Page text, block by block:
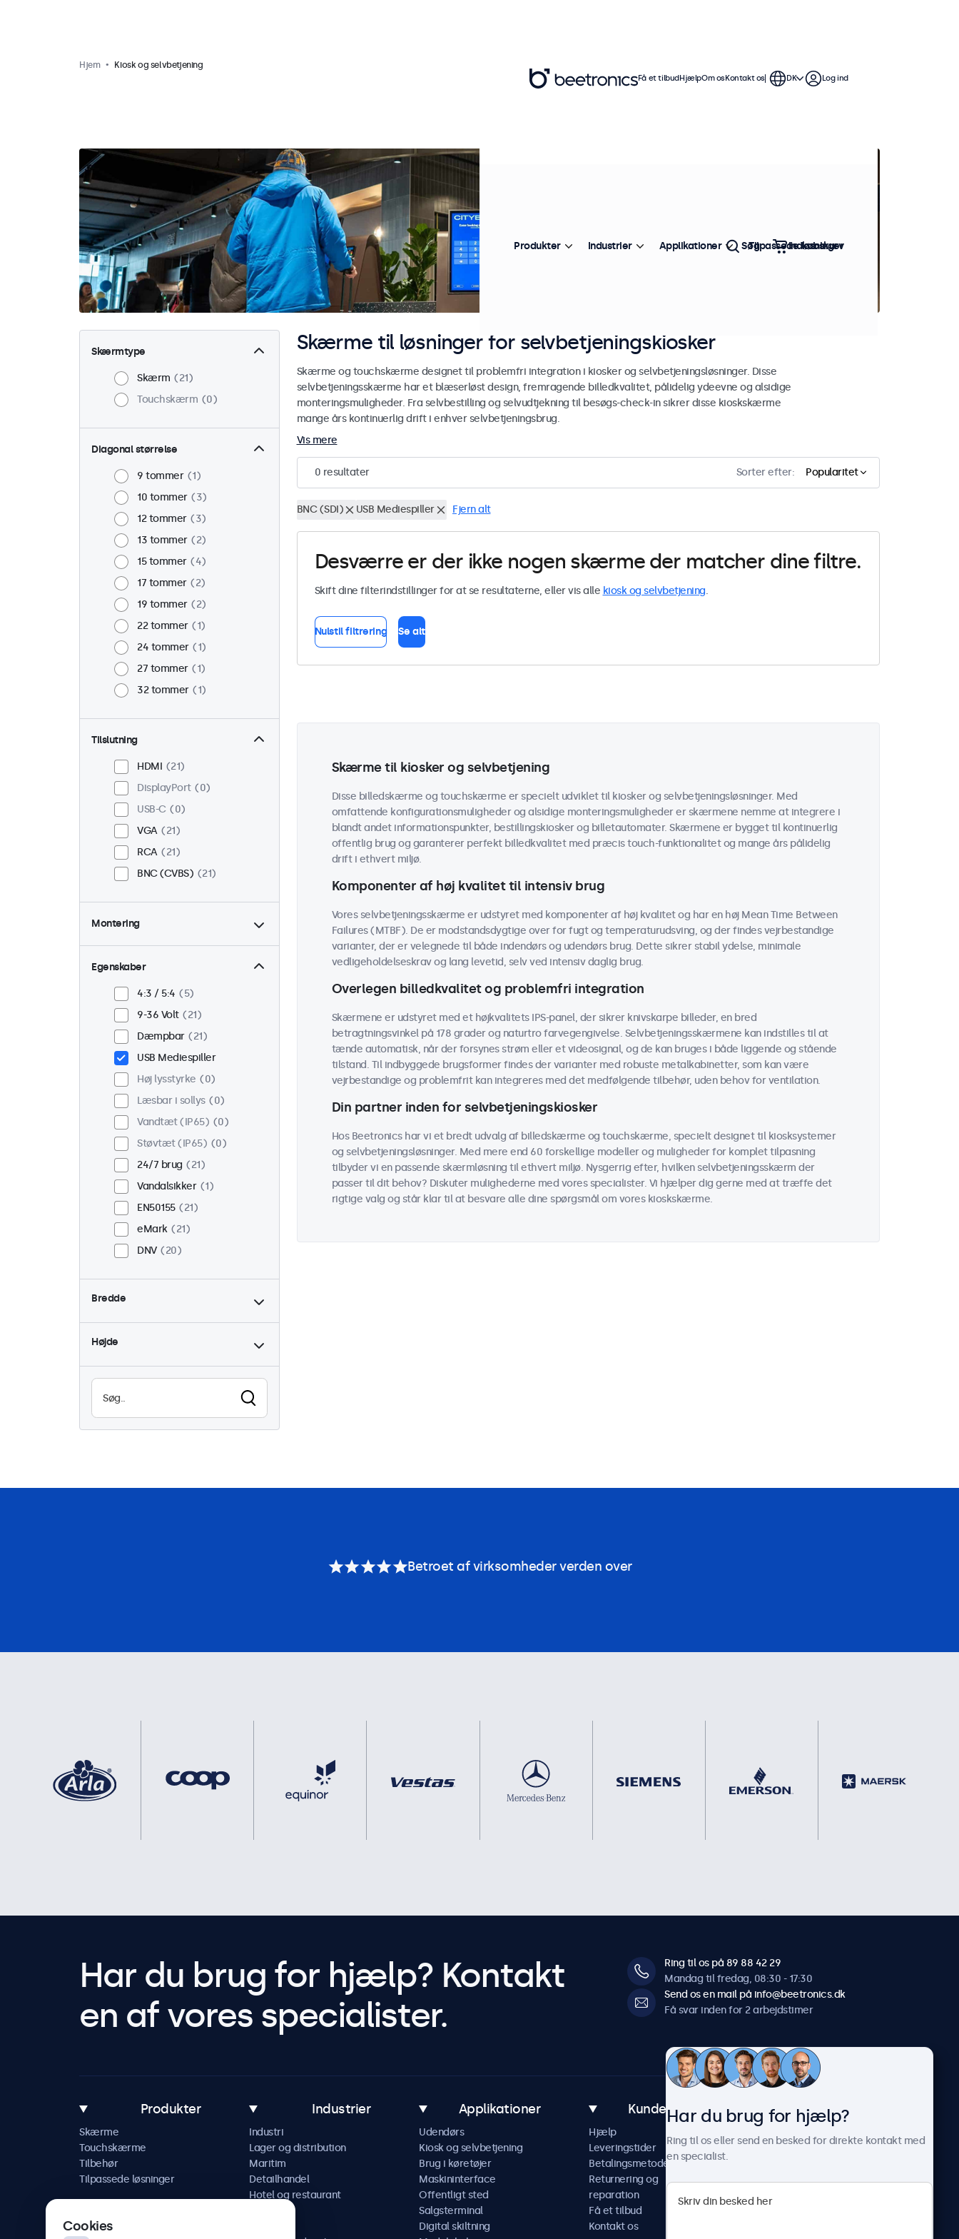
Hjem Kiosk og selvbetjening
Skærmtype
Skærm
21
Touchskærm
0
Diagonal størrelse
9 tommer
1
10 tommer
3
12 tommer
3
13 tommer
2
15 tommer
4
17 tommer
2
19 tommer
2
22 tommer
1
24 tommer
1
27 tommer
1
32 tommer
1
Tilslutning
HDMI
21
DisplayPort
0
USB-C
0
VGA
21
RCA
21
BNC (CVBS)
21
Montering
Skrivebord
21
Væg
Panel monteret
Indbygget
16
Rackmontering (19
tommer)
VESA 75 x 75
VESA 100 x 100
Egenskaber
4:3 / 5:4
5
9-36 Volt
21
Dæmpbar
21
USB Mediespiller
Høj lysstyrke
0
Læsbar i sollys
0
Vandtæt (IP65)
0
Støvtæt (IP65)
0
24/7 brug
21
Vandalsikker
1
EN50155
21
eMark
21
DNV
20
Bredde
Højde
Skærme til løsninger for selvbetjeningskiosker
Skærme og touchskærme designet til problemfri integration i kiosker og selvbetjeningsløsninger. Disse
selvbetjeningsskærme har et blæserløst design, fremragende billedkvalitet, pålidelig ydeevne og alsidige
monteringsmuligheder. Fra selvbestilling og selvudtjekning til besøgs-check-in sikrer disse kioskskærme
mange års kontinuerlig drift i enhver selvbetjeningsbrug.
Vis mere
0 resultater Sorter efter: Popularitet
BNC (SDI) USB Mediespiller Fjern alt
Desværre er der ikke nogen skærme der matcher dine filtre.
Skift dine filterindstillinger for at se resultaterne, eller vis alle kiosk og selvbetjening.
Nulstil filtrering Se alt
Skærme til kiosker og selvbetjening
Disse billedskærme og touchskærme er specielt udviklet til kiosker og selvbetjeningsløsninger. Med
omfattende konfigurationsmuligheder og alsidige monteringsmuligheder er skærmene nemme at integrere i
blandt andet informationspunkter, bestillingskiosker og billetautomater. Skærmene er bygget til kontinuerlig
offentlig brug og garanterer perfekt billedkvalitet med præcis touch-funktionalitet og mange års pålidelig
drift i ethvert miljø.
Komponenter af høj kvalitet til intensiv brug
Vores selvbetjeningsskærme er udstyret med komponenter af høj kvalitet og har en høj Mean Time Between
Failures (MTBF). De er modstandsdygtige over for fugt og temperaturudsving, og der findes vejrbestandige
varianter, der er velegnede til både indendørs og udendørs brug. Dette sikrer stabil ydelse, minimale
vedligeholdelseskrav og lang levetid, selv ved intensiv daglig brug.
Overlegen billedkvalitet og problemfri integration
Skærmene er udstyret med et højkvalitets IPS-panel, der sikrer knivskarpe billeder, en bred
betragtningsvinkel på 178 grader og naturtro farvegengivelse. Selvbetjeningsskærmene kan indstilles til at
tænde automatisk, når der forsynes strøm eller et videosignal, og de kan bruges i både liggende og stående
tilstand. Til indbyggede brugsformer findes der varianter med robuste metalkabinetter, som kan være
vejrbestandige og problemfrit kan integreres med det medfølgende tilbehør, uden behov for ventilation.
Din partner inden for selvbetjeningskiosker
Hos Beetronics har vi et bredt udvalg af billedskærme og touchskærme, specielt designet til kiosksystemer
og selvbetjeningsløsninger. Med mere end 60 forskellige modeller og muligheder for komplet tilpasning
tilbyder vi en passende skærmløsning til ethvert miljø. Nysgerrig efter, hvilken selvbetjeningsskærm der
passer til dit behov? Diskuter mulighederne med vores specialister. Vi hjælper dig gerne med at træffe det
rigtige valg og står klar til at besvare alle dine spørgsmål om vores kioskskærme.
Få et tilbudHjælpOm osKontakt os DK Log ind
Produkter Industrier Applikationer Tilpassede løsninger
Søg Indkøbskurv
Betroet af virksomheder verden over
Har du brug for hjælp? Kontakt
en af vores specialister.
Ring til os på 89 88 42 29
Mandag til fredag, 08:30 - 17:30
Send os en mail på info@beetronics.dk
Få svar inden for 2 arbejdstimer
Produkter
Skærme
Touchskærme
Tilbehør
Tilpassede løsninger
Industrier
Industri
Lager og distribution
Maritim
Detailhandel
Hotel og restaurant
Applikationer
Udendørs
Kiosk og selvbetjening
Brug i køretøjer
Maskininterface
Offentligt sted
Salgsterminal
Digital skiltning
Kundeservice
Hjælp
Leveringstider
Betalingsmetoder
Returnering og
reparation
Få et tilbud
Kontakt os
Om Beetronics
Nyheder og opdateringer
Arbejd hos os
Har du brug for hjælp?
Ring til os eller send en besked for direkte kontakt med
en specialist.
Cookies